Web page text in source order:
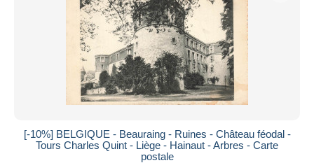
[-10%] BELGIQUE - Beauraing - Ruines - Château féodal -
Tours Charles Quint - Liège - Hainaut - Arbres - Carte
postale